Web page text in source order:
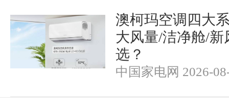
澳柯玛空调四大
大风量/洁净舱/新
选？
中国家电网 2026-